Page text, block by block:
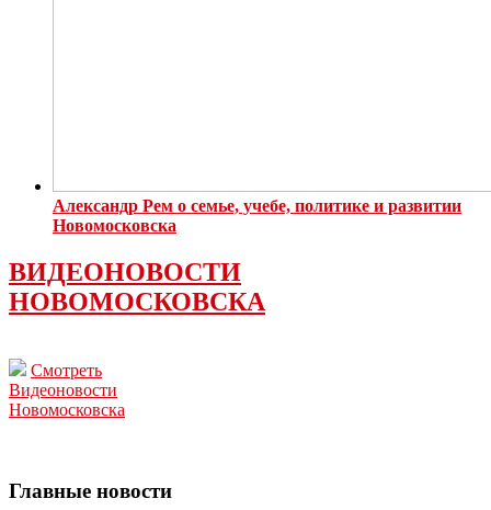
Александр Рем о семье, учебе, политике и развитии
Новомосковска
ВИДЕОНОВОСТИ
НОВОМОСКОВСКА
Смотреть
Видеоновости
Новомосковска
Главные новости